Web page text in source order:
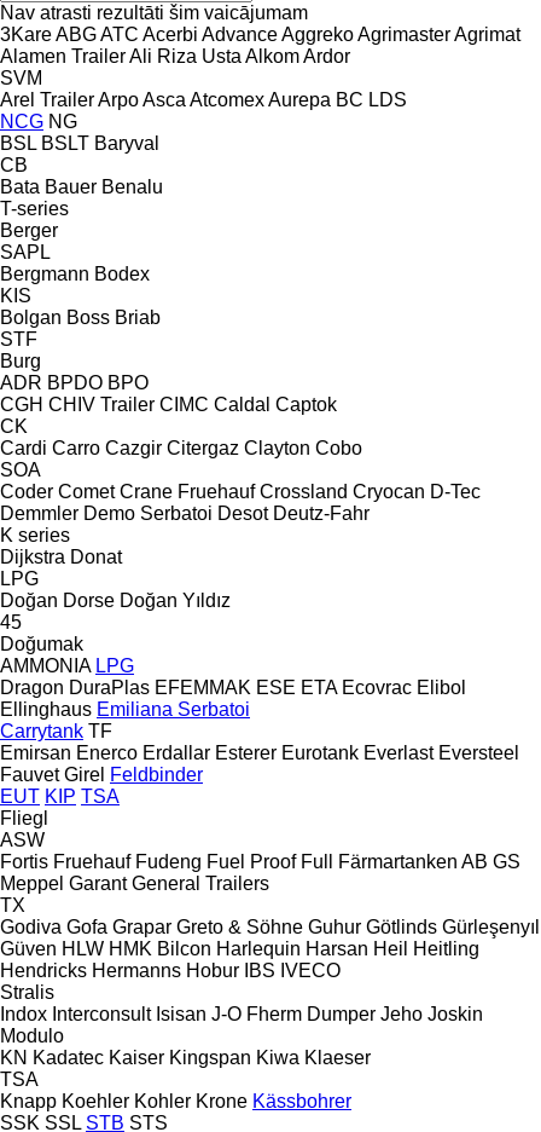
Nav atrasti rezultāti šim vaicājumam
3KareABGATC Acerbi AdvanceAggrekoAgrimasterAgrimat
Alamen TrailerAli Riza Usta AlkomArdor
SVM
Arel TrailerArpoAsca AtcomexAurepa BC LDS
NCG NG
BSL BSLT Baryval
CB
Bata Bauer Benalu
T-series
Berger
SAPL
Bergmann Bodex
KIS
Bolgan Boss Briab
STF
Burg
ADR BPDO BPO
CGH CHIV Trailer CIMC Caldal Captok
CK
Cardi Carro Cazgir Citergaz Clayton Cobo
SOA
Coder Comet Crane Fruehauf Crossland Cryocan D-Tec
Demmler Demo Serbatoi Desot Deutz-Fahr
K series
Dijkstra Donat
LPG
Doğan Dorse Doğan Yıldız
45
Doğumak
AMMONIA LPG
Dragon DuraPlas EFEMMAK ESE ETA Ecovrac Elibol
Ellinghaus Emiliana Serbatoi
Carrytank TF
Emirsan Enerco Erdallar Esterer Eurotank Everlast Eversteel
Fauvet Girel Feldbinder
EUT KIP TSA
Fliegl
ASW
Fortis Fruehauf Fudeng Fuel Proof Full Färmartanken AB GS
Meppel Garant General Trailers
TX
Godiva Gofa Grapar Greto & Söhne Guhur Götlinds Gürleşenyıl
Güven HLW HMK Bilcon Harlequin Harsan Heil
Heitling
Hendricks Hermanns Hobur IBS IVECO
Stralis
Indox Interconsult Isisan J-O Fherm Dumper Jeho Joskin
Modulo
KN Kadatec Kaiser Kingspan Kiwa Klaeser
TSA
Knapp Koehler Kohler Krone Kässbohrer
SSK SSL STB STS